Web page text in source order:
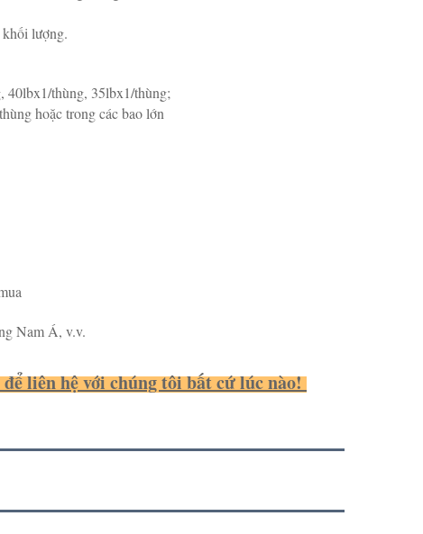
lượng.
40lbx1/thùng, 35lbx1/thùng;
hoặc trong các bao lớn
Nam Á, v.v.
liên hệ với chúng tôi bất cứ lúc nào!